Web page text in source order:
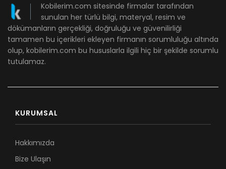
Kobilerim.com sitesinde firmalar tarafından
sunulan her türlü bilgi, materyal, resim ve
dökümanların gerçekliği, doğruluğu ve güvenilirliği
tamamen bu içerikleri ekleyen firmanın sorumluluğu altında
olup, kobilerim.com bu hususlarla ilgili hiç bir şekilde sorumlu
tutulamaz.
KURUMSAL
Hakkımızda
Bize Ulaşın